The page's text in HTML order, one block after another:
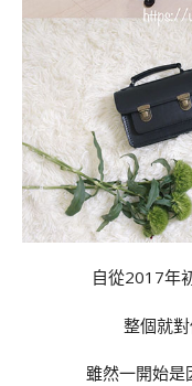
自從2017年
整個就
雖然一開始